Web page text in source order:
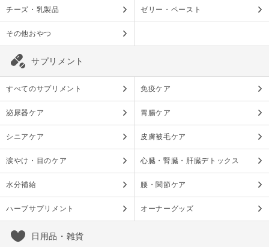
チーズ・乳製品 ゼリー・ペースト
その他おやつ
サプリメント
すべてのサプリメント 免疫ケア
泌尿器ケア 胃腸ケア
シニアケア 皮膚被毛ケア
涙やけ・目のケア 心臓・腎臓・肝臓デトックス
水分補給 腰・関節ケア
ハーブサプリメント オーナーグッズ
日用品・雑貨